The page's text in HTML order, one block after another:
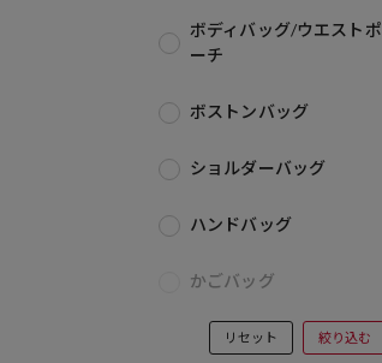
ボディバッグ/ウエストポ
ーチ
ボストンバッグ
ショルダーバッグ
ハンドバッグ
かごバッグ
リセット 絞り込む